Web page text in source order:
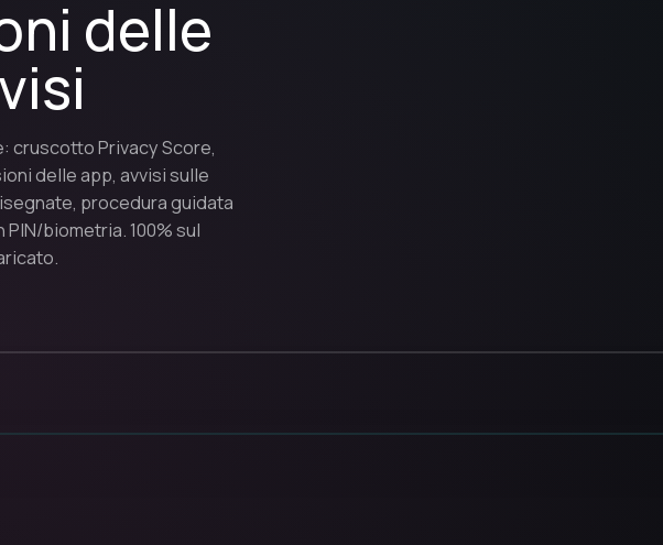
delle
cruscotto Privacy Score,
delle app, avvisi sulle
procedura guidata
biometria. 100% sul